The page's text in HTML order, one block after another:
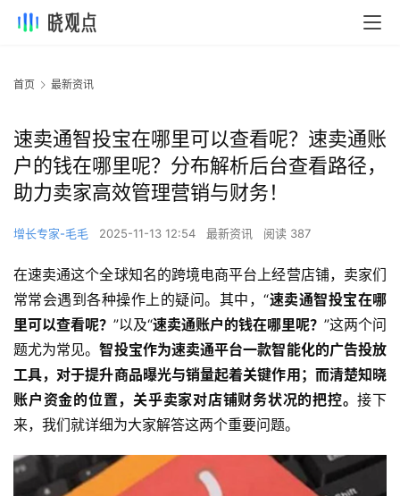
首页 最新资讯
速卖通智投宝在哪里可以查看呢？速卖通账
户的钱在哪里呢？分布解析后台查看路径，
助力卖家高效管理营销与财务！
增长专家-毛毛 2025-11-13 12:54 最新资讯 阅读 387
在速卖通这个全球知名的跨境电商平台上经营店铺，卖家们
常常会遇到各种操作上的疑问。其中，“速卖通智投宝在哪
里可以查看呢？ ”以及“速卖通账户的钱在哪里呢？ ”这两个问
题尤为常见。智投宝作为速卖通平台一款智能化的广告投放
工具，对于提升商品曝光与销量起着关键作用；而清楚知晓
账户资金的位置，关乎卖家对店铺财务状况的把控。接下
来，我们就详细为大家解答这两个重要问题。